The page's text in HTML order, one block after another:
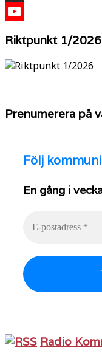
X
Riktpunkt 1/2026
Prenumerera på
Följ
En gång i
Radio